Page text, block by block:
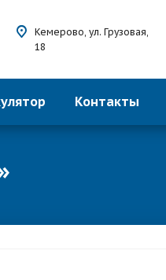
Кемерово, ул. Грузовая,
18
Контакты